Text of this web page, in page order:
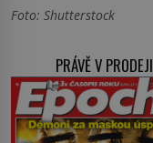
Foto: Shutterstock
PRÁVĚ V PRODEJI